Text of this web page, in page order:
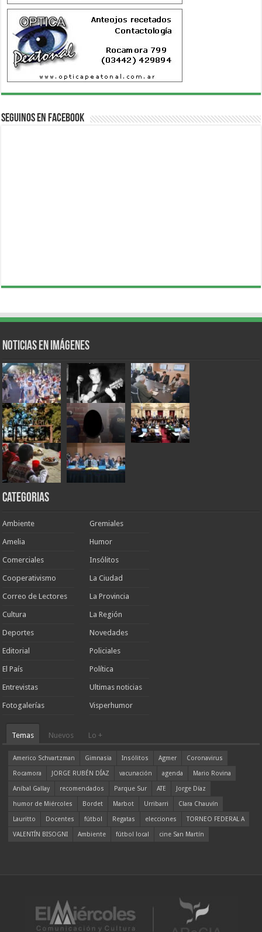
Seguinos en Facebook
Noticias en Imágenes
Categorias
Ambiente
Amelia
Comerciales
Cooperativismo
Correo de Lectores
Cultura
Deportes
Editorial
El País
Entrevistas
Fotogalerías
Gremiales
Humor
Insólitos
La Ciudad
La Provincia
La Región
Novedades
Policiales
Política
Ultimas noticias
Visperhumor
Temas Nuevos Lo +
Americo Schvartzman Gimnasia Insólitos Agmer
Coronavirus
Rocamora
JORGE RUBÉN DÍAZ vacunación agenda
Mario Rovina
Aníbal Gallay
recomendados Parque Sur ATE
Jorge Díaz
humor de Miércoles
Bordet Marbot Urribarri
Clara Chauvín
Lauritto
Docentes fútbol Regatas elecciones
TORNEO FEDERAL A
VALENTÍN BISOGNI
Ambiente fútbol local cine San Martín